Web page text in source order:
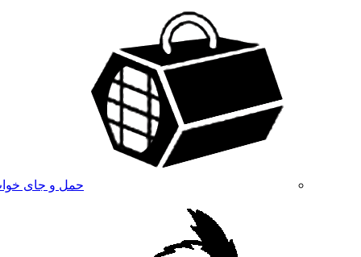
حمل و جای